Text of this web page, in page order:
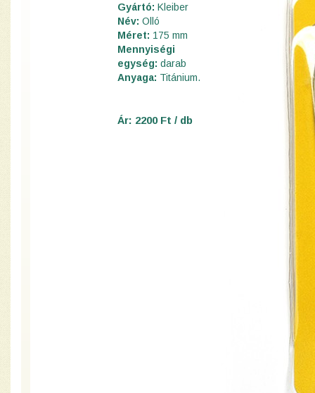
Gyártó: Kleiber
Név: Olló
Méret: 175 mm
Mennyiségi
egység: darab
Anyaga: Titánium.
Ár: 2200 Ft / db